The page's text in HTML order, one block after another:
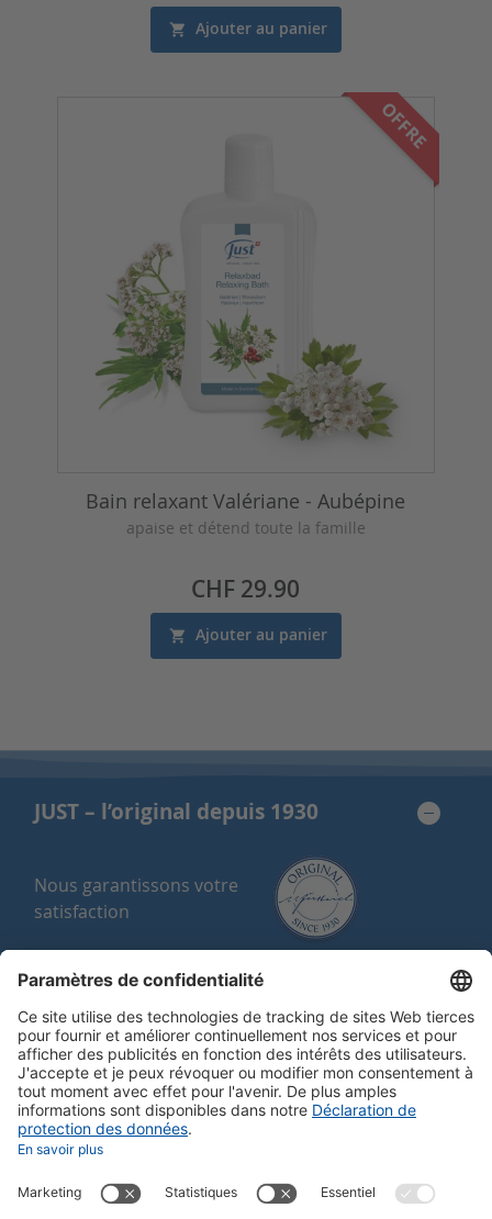
Ajouter au panier
Bain relaxant Valériane - Aubépine
apaise et détend toute la famille
Prix
CHF 29.90
Ajouter au panier
OFFRE
JUST – l’original depuis 1930
Nous garantissons votre
satisfaction
Garantie de satisfaction
Qualité Suisse
Achat sur facture
Frais d’envoi offerts ou cadeau à partir
de 150 CHF